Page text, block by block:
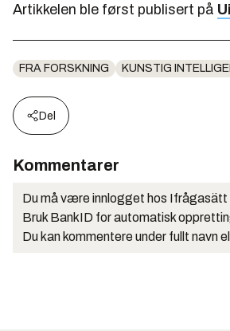
Artikkelen ble først publisert på
FRA FORSKNING KUNSTIG
Del
Kommentarer
Du må være innlogget hos Ifrågasätt
Bruk BankID for automatisk
Du kan kommentere under fullt navn